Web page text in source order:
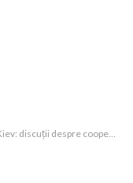
militară și producția de drone